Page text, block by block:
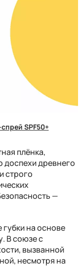
SPF50+
плёнка,
доспехи древнего
строго
—
на основе
В союзе с
вызванной
несмотря на